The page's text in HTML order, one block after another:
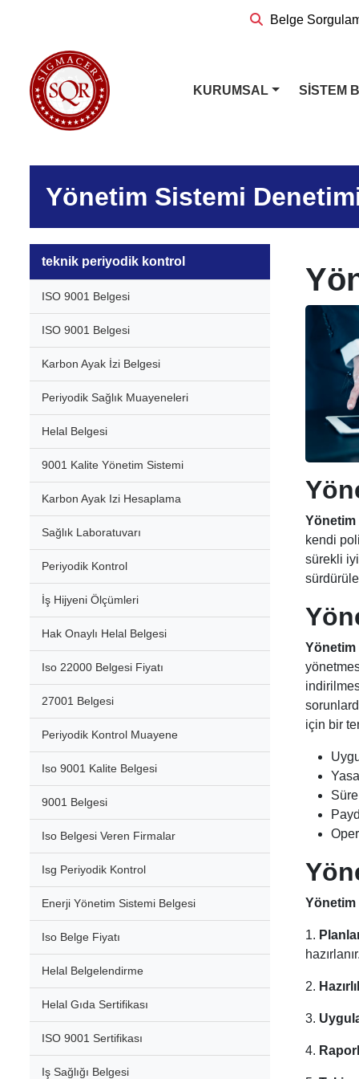
Belge
KURUMSAL SİSTEM
Yönetim Sistemi
teknik periyodik kontrol
ISO 9001 Belgesi
ISO 9001 Belgesi
Karbon Ayak İzi Belgesi
Periyodik Sağlık Muayeneleri
Helal Belgesi
9001 Kalite Yönetim Sistemi
Karbon Ayak Izi Hesaplama
Sağlık Laboratuvarı
Periyodik Kontrol
İş Hijyeni Ölçümleri
Hak Onaylı Helal Belgesi
Iso 22000 Belgesi Fiyatı
27001 Belgesi
Periyodik Kontrol Muayene
Iso 9001 Kalite Belgesi
9001 Belgesi
Iso Belgesi Veren Firmalar
Isg Periyodik Kontrol
Enerji Yönetim Sistemi Belgesi
Iso Belge Fiyatı
Helal Belgelendirme
Helal Gıda Sertifikası
ISO 9001 Sertifikası
Iş Sağlığı Belgesi
Yönetim
kendi
sürekli
Yönetim
için bir
Yönetim
1.
2.
3.
4.